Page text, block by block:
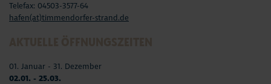
Telefax: 04503-3577-64
hafen(at)timmendorfer-strand.de
01. Januar - 31. Dezember
02.01. - 25.03.